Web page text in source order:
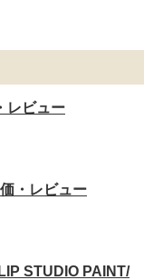
レビュー
・レビュー
STUDIO PAINT/